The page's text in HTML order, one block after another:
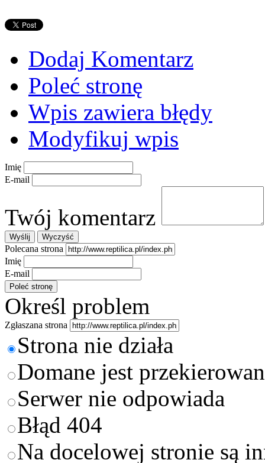
Dodaj Komentarz
Poleć stronę
Wpis zawiera błędy
Modyfikuj wpis
Imię
E-mail
Twój komentarz
Polecana strona
Imię
E-mail
Określ problem
Zgłaszana strona
Strona nie działa
Domane jest
Serwer nie odpowiada
Błąd 404
Na docelowej stronie są